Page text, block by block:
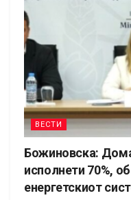
ВЕСТИ
Божиновска:
исполнети 70%,
енергетскиот